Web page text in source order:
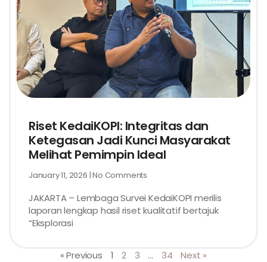
Riset KedaiKOPI: Integritas dan
Ketegasan Jadi Kunci Masyarakat
Melihat Pemimpin Ideal
January 11, 2026 No Comments
JAKARTA – Lembaga Survei KedaiKOPI merilis
laporan lengkap hasil riset kualitatif bertajuk
“Eksplorasi
« Previous 1 2 3 … 34 Next »